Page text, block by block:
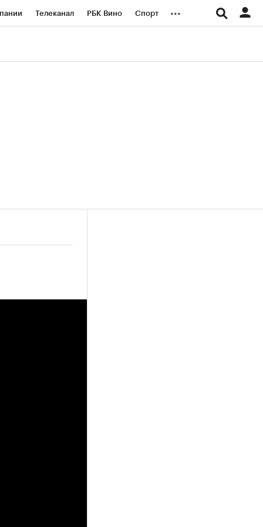
Телеканал РБК Вино Спорт ...